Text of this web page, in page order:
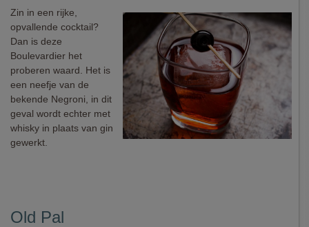
Zin in een rijke,
opvallende cocktail?
Dan is deze
Boulevardier het
proberen waard. Het is
een neefje van de
bekende Negroni, in dit
geval wordt echter met
whisky in plaats van gin
gewerkt.
Old Pal